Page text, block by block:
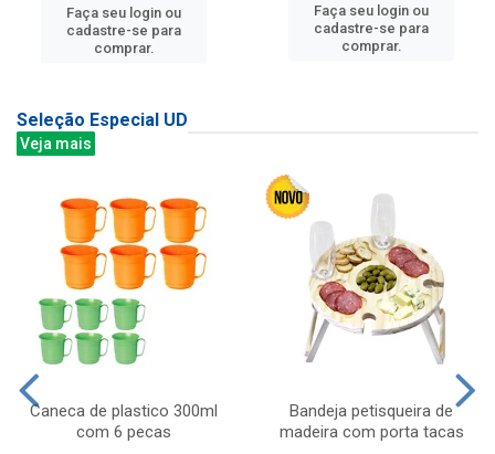
Faça seu login ou
cadastre-se para
comprar.
Faça seu login ou
cadastre-se para
comprar.
Seleção Especial UD
Veja mais
Caneca de plastico 300ml
com 6 pecas
Bandeja petisqueira de
madeira com porta tacas